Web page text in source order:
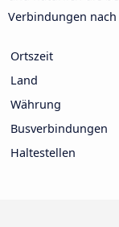
Verbindungen nach
Ortszeit
Land
Währung
Busverbindungen
Haltestellen